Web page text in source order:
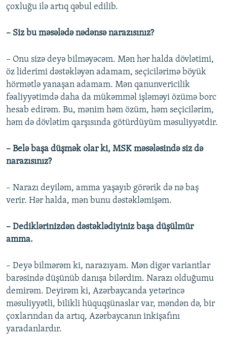
çoxluğu ilə artıq qəbul edilib.
– Siz bu məsələdə nədənsə narazısınız?
– Onu sizə deyə bilməyəcəm. Mən hər halda dövlətimi,
öz liderimi dəstəkləyən adamam, seçicilərimə böyük
hörmətlə yanaşan adamam. Mən qanunvericilik
fəaliyyətimdə daha da mükəmməl işləməyi özümə borc
hesab edirəm. Bu, mənim həm özüm, həm seçicilərim,
həm də dövlətim qarşısında götürdüyüm məsuliyyətdir.
– Belə başa düşmək olar ki, MSK məsələsində siz də
narazısınız?
– Narazı deyiləm, amma yaşayıb görərik də nə baş
verir. Hər halda, mən bunu dəstəkləmişəm.
– Dediklərinizdən dəstəklədiyiniz başa düşülmür
amma.
– Deyə bilmərəm ki, narazıyam. Mən digər variantlar
barəsində düşünüb danışa bilərdim. Narazı olduğumu
demirəm. Deyirəm ki, Azərbaycanda yetərincə
məsuliyyətli, bilikli hüquqşünaslar var, məndən də, bir
çoxlarından da artıq, Azərbaycanın inkişafını
yaradanlardır.